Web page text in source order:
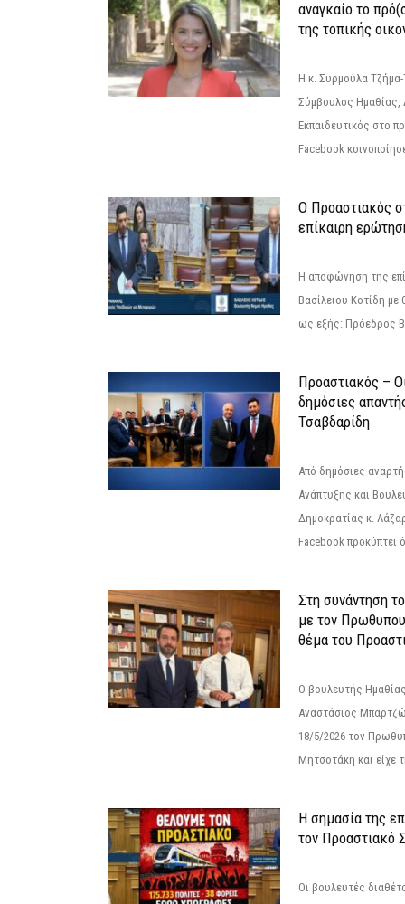
αναγκαίο το
της τοπικής
Η κ. Συρμούλα
Σύμβουλος Ημαθίας,
Εκπαιδευτικός στο
Facebook
Ο Προαστιακός
επίκαιρη
Η αποφώνηση της
Βασίλειου Κοτίδη με
ως εξής: Πρόεδρος
Προαστιακός –
δημόσιες
Τσαβδαρίδη
Από δημόσιες
Ανάπτυξης και
Δημοκρατίας κ.
Facebook προκύπτει
Στη συνάντηση
με τον
θέμα του
Ο βουλευτής
Αναστάσιος
18/5/2026 τον
Μητσοτάκη και είχε
Η σημασία της
τον Προαστιακό
Οι βουλευτές